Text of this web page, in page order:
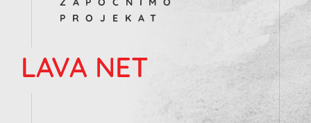
PROJEKAT
LAVA NET